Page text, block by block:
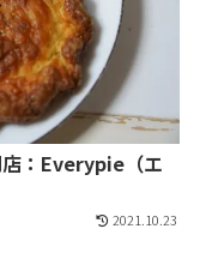
店：Everypie（エ
2021.10.23